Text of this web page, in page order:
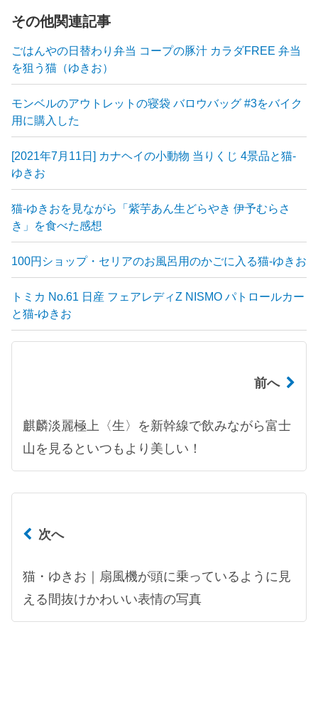
その他関連記事
ごはんやの日替わり弁当 コープの豚汁 カラダFREE 弁当
を狙う猫（ゆきお）
モンベルのアウトレットの寝袋 バロウバッグ #3をバイク
用に購入した
[2021年7月11日] カナヘイの小動物 当りくじ 4景品と猫-
ゆきお
猫-ゆきおを見ながら「紫芋あん生どらやき 伊予むらさ
き」を食べた感想
100円ショップ・セリアのお風呂用のかごに入る猫-ゆきお
トミカ No.61 日産 フェアレディZ NISMO パトロールカー
と猫-ゆきお
前へ
麒麟淡麗極上〈生〉を新幹線で飲みながら富士
山を見るといつもより美しい！
次へ
猫・ゆきお｜扇風機が頭に乗っているように見
える間抜けかわいい表情の写真